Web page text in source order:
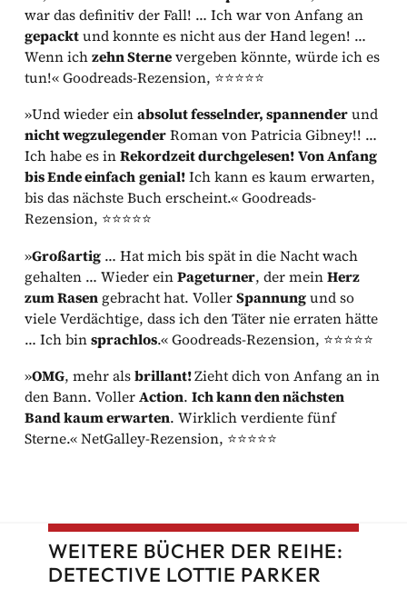
war das definitiv der Fall! … Ich war von Anfang an
gepacktund konnte es nicht aus der Hand legen! …
Wenn ichzehn Sternevergeben könnte, würde ich es
tun!« Goodreads-Rezension, ⭐⭐⭐⭐⭐
»Und wieder einabsolut fesselnder, spannenderund
nicht wegzulegenderRoman von Patricia Gibney!! …
Ich habe es inRekordzeit durchgelesen!Von Anfang
bis Ende einfachgenial!Ich kann es kaum erwarten,
bis das nächste Buch erscheint.« Goodreads-
Rezension, ⭐⭐⭐⭐⭐
»Großartig … Hat mich bis spät in die Nacht wach
gehalten … Wieder einPageturner, der meinHerz
zum Rasen gebracht hat. VollerSpannungund so
viele Verdächtige, dass ich den Täter nie erraten hätte
… Ich binsprachlos.« Goodreads-Rezension, ⭐⭐⭐⭐⭐
»OMG, mehr alsbrillant!Zieht dich von Anfang an in
den Bann. VollerAction.Ich kann den nächsten
Band kaum erwarten. Wirklich verdiente fünf
Sterne.« NetGalley-Rezension, ⭐⭐⭐⭐⭐
WEITERE BÜCHER DER REIHE:
DETECTIVE LOTTIE PARKER